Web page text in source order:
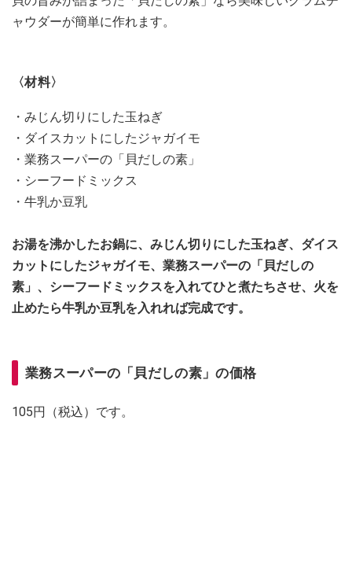
ャウダーが簡単に作れます。
〈材料〉
・みじん切りにした玉ねぎ
・ダイスカットにしたジャガイモ
・業務スーパーの「貝だしの素」
・シーフードミックス
・牛乳か豆乳
お湯を沸かしたお鍋に、みじん切りにした玉ねぎ、ダイス
カットにしたジャガイモ、業務スーパーの「貝だしの
素」、シーフードミックスを入れてひと煮たちさせ、火を
止めたら牛乳か豆乳を入れれば完成です。
業務スーパーの「貝だしの素」の価格
105円（税込）です。